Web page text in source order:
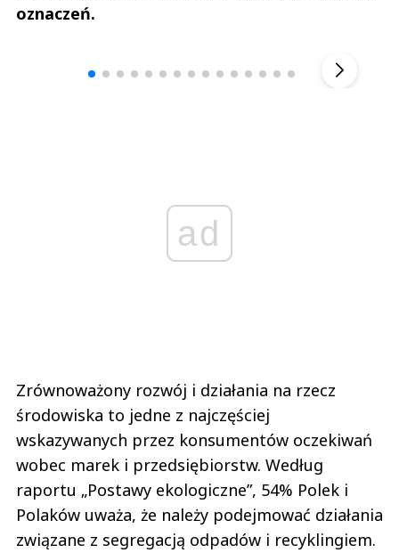
oznaczeń.
ad
Zrównoważony rozwój i działania na rzecz
środowiska to jedne z najczęściej
wskazywanych przez konsumentów oczekiwań
wobec marek i przedsiębiorstw. Według
raportu „Postawy ekologiczne”, 54% Polek i
Polaków uważa, że należy podejmować działania
związane z segregacją odpadów i recyklingiem.